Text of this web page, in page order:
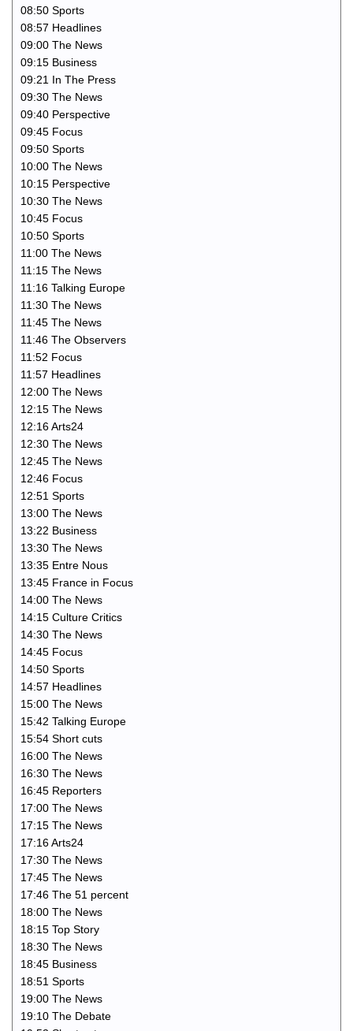
08:50 Sports
08:57 Headlines
09:00 The News
09:15 Business
09:21 In The Press
09:30 The News
09:40 Perspective
09:45 Focus
09:50 Sports
10:00 The News
10:15 Perspective
10:30 The News
10:45 Focus
10:50 Sports
11:00 The News
11:15 The News
11:16 Talking Europe
11:30 The News
11:45 The News
11:46 The Observers
11:52 Focus
11:57 Headlines
12:00 The News
12:15 The News
12:16 Arts24
12:30 The News
12:45 The News
12:46 Focus
12:51 Sports
13:00 The News
13:22 Business
13:30 The News
13:35 Entre Nous
13:45 France in Focus
14:00 The News
14:15 Culture Critics
14:30 The News
14:45 Focus
14:50 Sports
14:57 Headlines
15:00 The News
15:42 Talking Europe
15:54 Short cuts
16:00 The News
16:30 The News
16:45 Reporters
17:00 The News
17:15 The News
17:16 Arts24
17:30 The News
17:45 The News
17:46 The 51 percent
18:00 The News
18:15 Top Story
18:30 The News
18:45 Business
18:51 Sports
19:00 The News
19:10 The Debate